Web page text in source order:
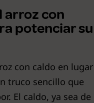
arroz con
potenciar su
con caldo en lugar
truco sencillo que
El caldo, ya sea de